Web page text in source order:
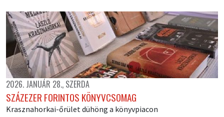
2026. JANUÁR 28., SZERDA
SZÁZEZER FORINTOS KÖNYVCSOMAG
Krasznahorkai-őrület dühöng a könyvpiacon